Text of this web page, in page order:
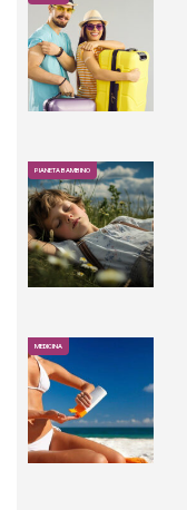
PIANETA BAMBINO
MEDICINA